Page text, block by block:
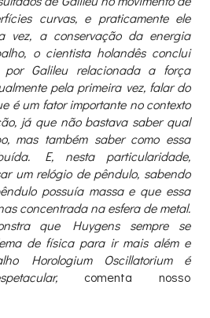
curvas, e praticamente ele
vez, a conservação da energia
o cientista holandês conclui
Galileu relacionada a força
pela primeira vez, falar do
é um fator importante no contexto
já que não bastava saber qual
mas também saber como essa
E, nesta particularidade,
um relógio de pêndulo, sabendo
possuía massa e que essa
concentrada na esfera de metal.
que Huygens sempre se
de física para ir mais além e
Horologium Oscillatorium é
comenta nosso